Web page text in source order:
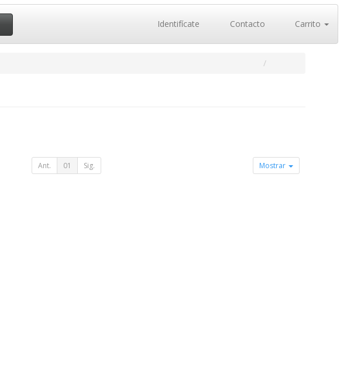
Identifícate Contacto Carrito
Ant. 01 Sig. Mostrar